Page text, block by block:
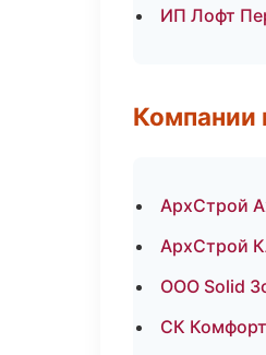
ИП Лофт
Компании
АрхСтрой
АрхСтрой
ООО Solid
СК